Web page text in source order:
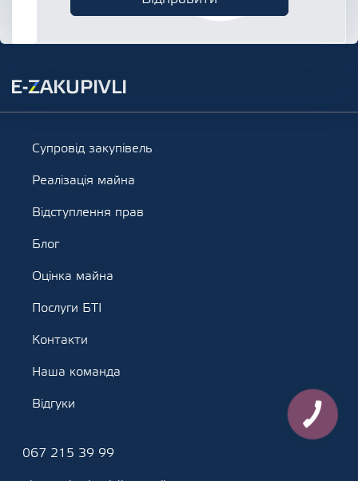
Супровід закупівель
Реалізація майна
Відступлення прав
Блог
Оцінка майна
Послуги БТІ
Контакти
Наша команда
Відгуки
067 215 39 99